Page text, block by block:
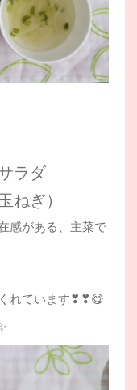
ラダ
ねぎ）
感がある、主菜で
れています❣❣😋